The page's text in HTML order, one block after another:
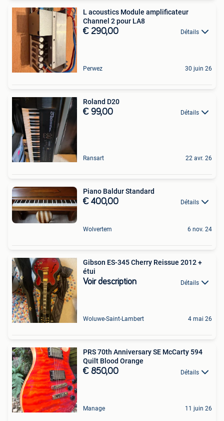
L acoustics Module amplificateur
Channel 2 pour LA8
€ 290,00 Détails
Perwez 30 juin 26
Roland D20
€ 99,00 Détails
Ransart 22 avr. 26
Piano Baldur Standard
€ 400,00 Détails
Wolvertem 6 nov. 24
Gibson ES-345 Cherry Reissue 2012 +
étui
Voir description Détails
Woluwe-Saint-Lambert 4 mai 26
PRS 70th Anniversary SE McCarty 594
Quilt Blood Orange
€ 850,00 Détails
Manage 11 juin 26